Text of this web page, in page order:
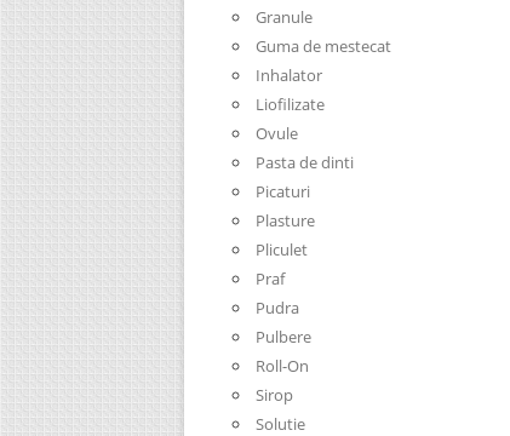
Granule
Guma de mestecat
Inhalator
Liofilizate
Ovule
Pasta de dinti
Picaturi
Plasture
Pliculet
Praf
Pudra
Pulbere
Roll-On
Sirop
Solutie